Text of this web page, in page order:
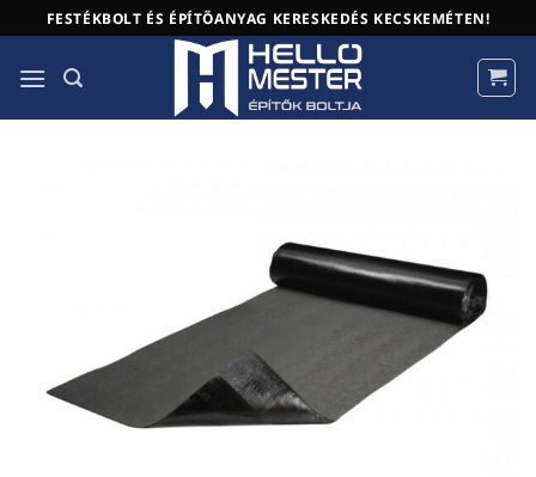
to
content
FESTÉKBOLT ÉS ÉPÍTŐANYAG KERESKEDÉS KECSKEMÉTEN!